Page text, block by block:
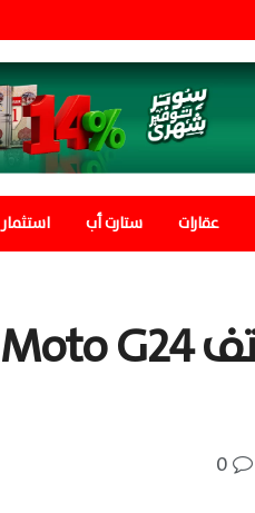
عقارات ستارت أب استثمار
موتورولا تزيح الستار عن هاتف Moto G24